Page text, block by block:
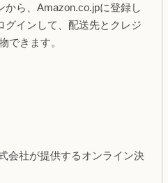
から、Amazon.co.jpに登録し
グインして、配送先とクレジ
できます。
会社が提供するオンライン決